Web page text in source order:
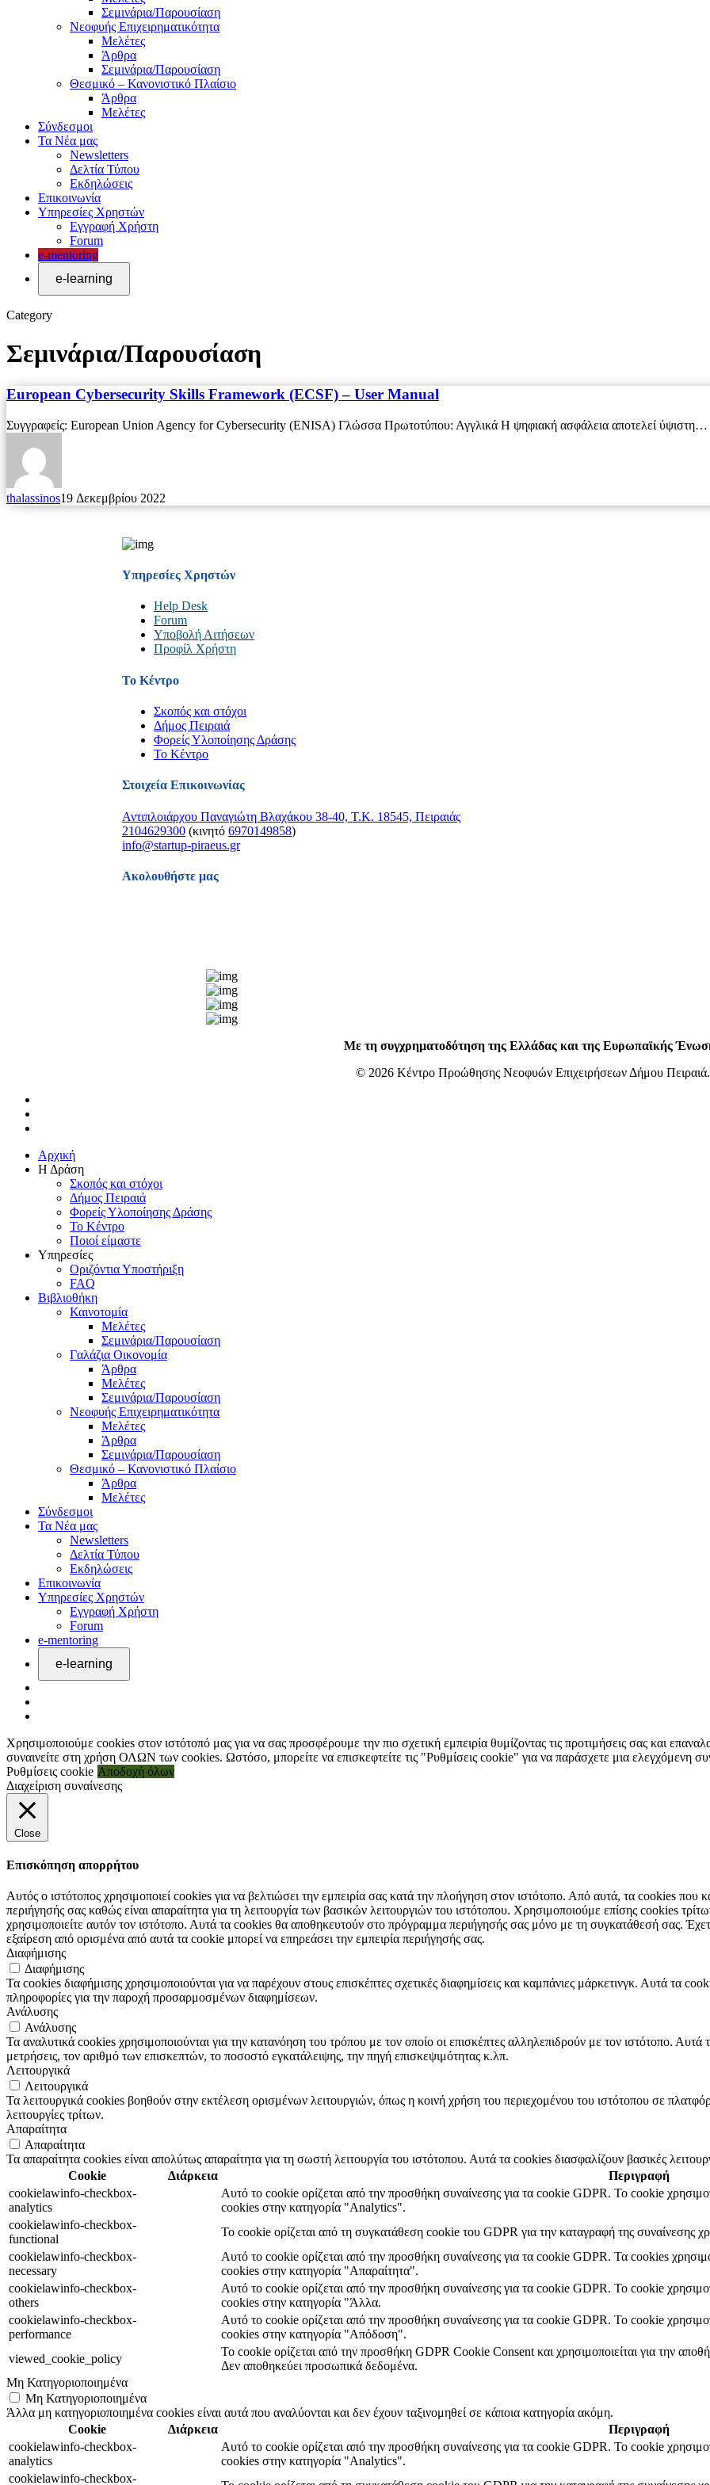
Σεμινάρια/Παρουσίαση
Νεοφυής Επιχειρηματικότητα
Μελέτες
Άρθρα
Σεμινάρια/Παρουσίαση
Θεσμικό – Κανονιστικό Πλαίσιο
Άρθρα
Μελέτες
Σύνδεσμοι
Τα Νέα μας
Newsletters
Δελτία Τύπου
Εκδηλώσεις
Επικοινωνία
Υπηρεσίες Χρηστών
Εγγραφή Χρήστη
Forum
e-mentoring
Category
Σεμινάρια/Παρουσίαση
European Cybersecurity Skills Framework (ECSF) – User Manual
Συγγραφείς: European Union Agency for Cybersecurity (ΕNISA) Γλώσσα Πρωτοτύπου: Αγγλικά Η ψηφιακή ασφάλεια αποτελεί ύψιστη…
thalassinos19 Δεκεμβρίου 2022
Υπηρεσίες Χρηστών
Help Desk
Forum
Υποβολή Αιτήσεων
Προφίλ Χρήστη
Το Κέντρο
Σκοπός και στόχοι
Δήμος Πειραιά
Φορείς Υλοποίησης Δράσης
Το Κέντρο
Στοιχεία Επικοινωνίας
Αντιπλοιάρχου Παναγιώτη Βλαχάκου 38-40, Τ.Κ. 18545, Πειραιάς
2104629300 (κινητό6970149858)
info@startup-piraeus.gr
Ακολουθήστε μας
Με τη συγχρηματοδότηση της Ελλάδας και της Ευρωπαϊκής
© 2026 Κέντρο Προώθησης Νεοφυών Επιχειρήσεων Δήμου Πειραιά.
Close
Menu
Αρχική
Η Δράση
Σκοπός και στόχοι
Δήμος Πειραιά
Φορείς Υλοποίησης Δράσης
Το Κέντρο
Ποιοί είμαστε
Υπηρεσίες
Οριζόντια Υποστήριξη
FAQ
Βιβλιοθήκη
Καινοτομία
Μελέτες
Σεμινάρια/Παρουσίαση
Γαλάζια Οικονομία
Άρθρα
Μελέτες
Σεμινάρια/Παρουσίαση
Νεοφυής Επιχειρηματικότητα
Μελέτες
Άρθρα
Σεμινάρια/Παρουσίαση
Θεσμικό – Κανονιστικό Πλαίσιο
Άρθρα
Μελέτες
Σύνδεσμοι
Τα Νέα μας
Newsletters
Δελτία Τύπου
Εκδηλώσεις
Επικοινωνία
Υπηρεσίες Χρηστών
Εγγραφή Χρήστη
Forum
e-mentoring
Χρησιμοποιούμε cookies στον ιστότοπό μας για να σας προσφέρουμε την πιο σχετική εμπειρία θυμίζοντας τις προτιμήσεις σας και
συναινείτε στη χρήση ΟΛΩΝ των cookies. Ωστόσο, μπορείτε να επισκεφτείτε τις "Ρυθμίσεις cookie" για να παράσχετε μια ελεγχόμενη
Ρυθμίσεις cookie Αποδοχή όλων
Διαχείριση συναίνεσης
Close
Επισκόπηση απορρήτου
Αυτός ο ιστότοπος χρησιμοποιεί cookies για να βελτιώσει την εμπειρία σας κατά την πλοήγηση στον ιστότοπο. Από αυτά, τα cookies που
περιήγησής σας καθώς είναι απαραίτητα για τη λειτουργία των βασικών λειτουργιών του ιστότοπου. Χρησιμοποιούμε επίσης cookies
χρησιμοποιείτε αυτόν τον ιστότοπο. Αυτά τα cookies θα αποθηκευτούν στο πρόγραμμα περιήγησής σας μόνο με τη συγκατάθεσή σας.
εξαίρεση από ορισμένα από αυτά τα cookie μπορεί να επηρεάσει την εμπειρία περιήγησής σας.
Διαφήμισης
Διαφήμισης
Τα cookies διαφήμισης χρησιμοποιούνται για να παρέχουν στους επισκέπτες σχετικές διαφημίσεις και καμπάνιες μάρκετινγκ. Αυτά τα
πληροφορίες για την παροχή προσαρμοσμένων διαφημίσεων.
Ανάλυσης
Ανάλυσης
Τα αναλυτικά cookies χρησιμοποιούνται για την κατανόηση του τρόπου με τον οποίο οι επισκέπτες αλληλεπιδρούν με τον ιστότοπο.
μετρήσεις, τον αριθμό των επισκεπτών, το ποσοστό εγκατάλειψης, την πηγή επισκεψιμότητας κ.λπ.
Λειτουργικά
Λειτουργικά
Τα λειτουργικά cookies βοηθούν στην εκτέλεση ορισμένων λειτουργιών, όπως η κοινή χρήση του περιεχομένου του ιστότοπου σε
λειτουργίες τρίτων.
Απαραίτητα
Απαραίτητα
Τα απαραίτητα cookies είναι απολύτως απαραίτητα για τη σωστή λειτουργία του ιστότοπου. Αυτά τα cookies διασφαλίζουν βασικές
Cookie
Διάρκεια
Περιγραφή
cookielawinfo-checkbox-
analytics
Αυτό το cookie ορίζεται από την προσθήκη συναίνεσης για τα cookie GDPR. Το cookie
cookies στην κατηγορία "Analytics".
cookielawinfo-checkbox-
functional
Το cookie ορίζεται από τη συγκατάθεση cookie του GDPR για την καταγραφή της συναίνεσης
cookielawinfo-checkbox-
necessary
Αυτό το cookie ορίζεται από την προσθήκη συναίνεσης για τα cookie GDPR. Τα cookies
cookies στην κατηγορία "Απαραίτητα".
cookielawinfo-checkbox-
others
Αυτό το cookie ορίζεται από την προσθήκη συναίνεσης για τα cookie GDPR. Το cookie
cookies στην κατηγορία "Άλλα.
cookielawinfo-checkbox-
performance
Αυτό το cookie ορίζεται από την προσθήκη συναίνεσης για τα cookie GDPR. Το cookie
cookies στην κατηγορία "Απόδοση".
viewed_cookie_policy
Το cookie ορίζεται από την προσθήκη GDPR Cookie Consent και χρησιμοποιείται για την
Δεν αποθηκεύει προσωπικά δεδομένα.
Μη Κατηγοριοποιημένα
Μη Κατηγοριοποιημένα
Άλλα μη κατηγοριοποιημένα cookies είναι αυτά που αναλύονται και δεν έχουν ταξινομηθεί σε κάποια κατηγορία ακόμη.
Cookie
Διάρκεια
Περιγραφή
cookielawinfo-checkbox-
analytics
Αυτό το cookie ορίζεται από την προσθήκη συναίνεσης για τα cookie GDPR. Το cookie
cookies στην κατηγορία "Analytics".
cookielawinfo-checkbox-